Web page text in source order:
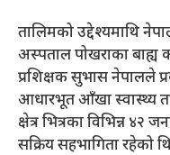
तालिमको उद्देश्यमाथि
अस्पताल पोखराका बाह्य
प्रशिक्षक सुभास नेपालले
आधारभूत आँखा स्वास्थ्य
क्षेत्र भित्रका विभिन्न ४२
सक्रिय सहभागिता रहेको